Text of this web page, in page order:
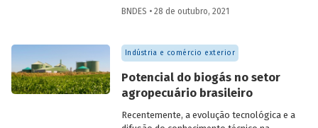
agroecologia, importantes áreas do
sobre os artigos e confira a publicação
completa.
BNDES • 28 de outubro, 2021
Indústria e comércio exterior
Potencial do biogás no setor
agropecuário brasileiro
Recentemente, a evolução tecnológica e a